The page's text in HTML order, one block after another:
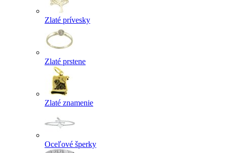
Zlaté prívesky
Zlaté prstene
Zlaté znamenie
Oceľové šperky